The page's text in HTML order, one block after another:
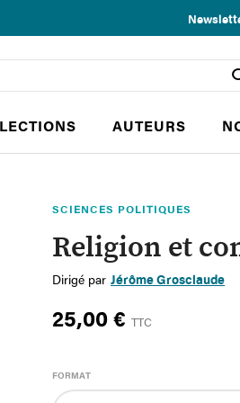
AUTEURS
SCIENCES POLITIQUES
Religion et
Dirigé par Jérôme Grosclaude
25,00 € TTC
FORMAT